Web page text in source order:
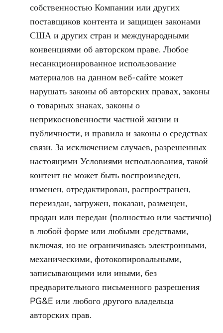
собственностью Компании или других
поставщиков контента и защищен законами
США и других стран и международными
конвенциями об авторском праве. Любое
несанкционированное использование
материалов на данном веб-сайте может
нарушать законы об авторских правах, законы
о товарных знаках, законы о
неприкосновенности частной жизни и
публичности, и правила и законы о средствах
связи. За исключением случаев, разрешенных
настоящими Условиями использования, такой
контент не может быть воспроизведен,
изменен, отредактирован, распространен,
переиздан, загружен, показан, размещен,
продан или передан (полностью или частично)
в любой форме или любыми средствами,
включая, но не ограничиваясь электронными,
механическими, фотокопировальными,
записывающими или иными, без
предварительного письменного разрешения
PG&E или любого другого владельца
авторских прав.